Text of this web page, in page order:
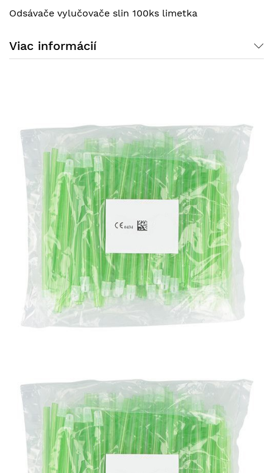
Odsávače vylučovače slin 100ks limetka
Viac informácií